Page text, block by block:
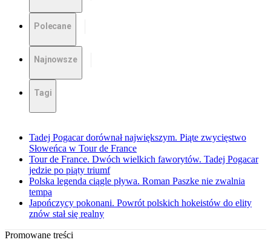
Polecane
Najnowsze
Tagi
Tadej Pogacar dorównał największym. Piąte zwycięstwo
Słoweńca w Tour de France
Tour de France. Dwóch wielkich faworytów. Tadej Pogacar
jedzie po piąty triumf
Polska legenda ciągle pływa. Roman Paszke nie zwalnia
tempa
Japończycy pokonani. Powrót polskich hokeistów do elity
znów stał się realny
Promowane treści